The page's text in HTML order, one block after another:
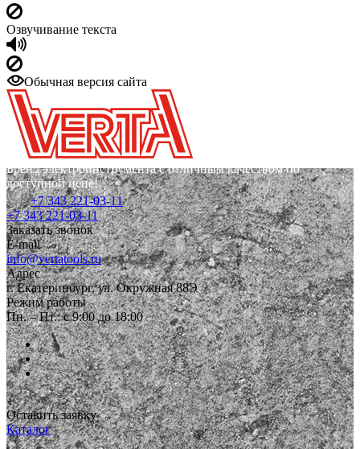
Озвучивание текста
Обычная версия сайта
Бренд электроинструмента с отличным качеством по
доступной цене!
+7 343 221-03-11
+7 343 221-03-11
Заказать звонок
E-mail
info@vertatools.ru
Адрес
г. Екатеринбург, ул. Окружная 88Э
Режим работы
Пн. – Пт.: с 9:00 до 18:00
Оставить заявку
Каталог